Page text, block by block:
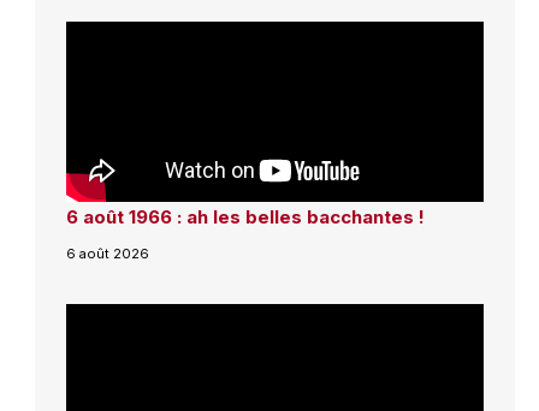
6 août 1966 : ah les belles bacchantes !
6 août 2026